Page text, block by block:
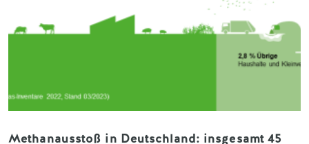
Methanausstoß in Deutschland: insgesamt 45